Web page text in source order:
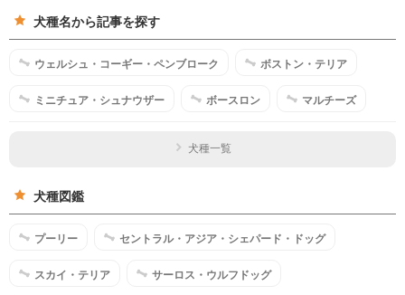
犬種名から記事を探す
ウェルシュ・コーギー・ペンブローク ボストン・テリア
ミニチュア・シュナウザー ボースロン マルチーズ
犬種一覧
犬種図鑑
プーリー セントラル・アジア・シェパード・ドッグ
スカイ・テリア サーロス・ウルフドッグ